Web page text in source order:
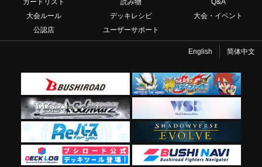
カードリスト
読み物
Q&A
大会ルール
デッキレシピ
大会・イベント
公認店
ユーザーサポート
English 简体中文